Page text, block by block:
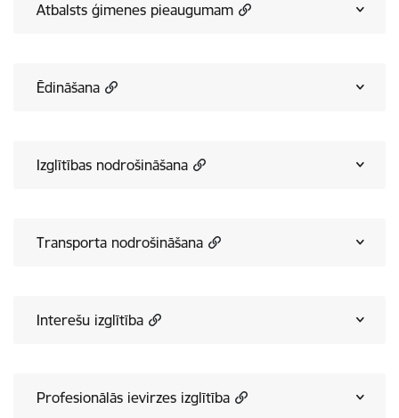
Atbalsts ģimenes pieaugumam
Ēdināšana
Izglītības nodrošināšana
Transporta nodrošināšana
Interešu izglītība
Profesionālās ievirzes izglītība